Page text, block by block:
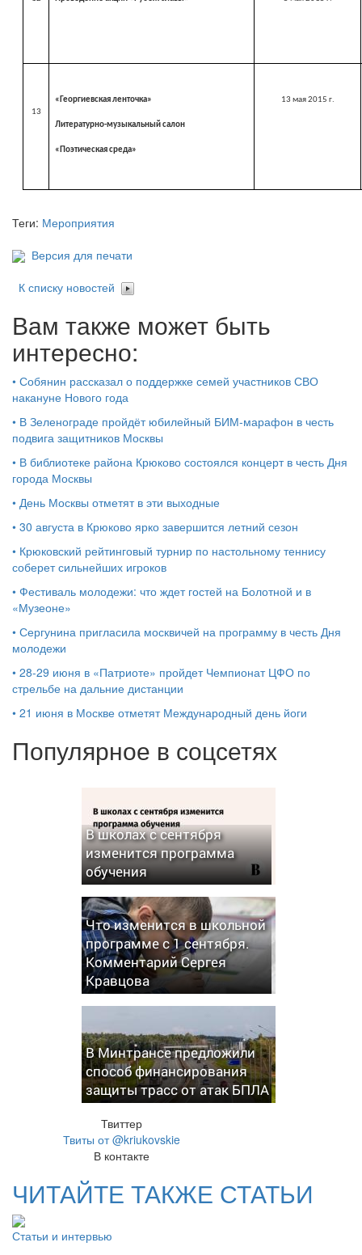
13
«Георгиевская ленточка»
Литературно-музыкальный салон
«Поэтическая среда»
13 мая2015 г.
Теги: Мероприятия
Версия для печати
К списку новостей
Вам также может быть
интересно:
• Собянин рассказал о поддержке семей участников СВО
накануне Нового года
• В Зеленограде пройдёт юбилейный БИМ‑марафон в честь
подвига защитников Москвы
• В библиотеке района Крюково состоялся концерт в честь Дня
города Москвы
• День Москвы отметят в эти выходные
• 30 августа в Крюково ярко завершится летний сезон
• Крюковский рейтинговый турнир по настольному теннису
соберет сильнейших игроков
• Фестиваль молодежи: что ждет гостей на Болотной и в
«Музеоне»
• Сергунина пригласила москвичей на программу в честь Дня
молодежи
• 28-29 июня в «Патриоте» пройдет Чемпионат ЦФО по
стрельбе на дальние дистанции
• 21 июня в Москве отметят Международный день йоги
Популярное в соцсетях
В школах с сентября
изменится программа
обучения
Что изменится в школьной
программе с 1 сентября.
Комментарий Сергея
Кравцова
В Минтрансе предложили
способ финансирования
защиты трасс от атак БПЛА
Твиттер
Твиты от @kriukovskie
В контакте
ЧИТАЙТЕ ТАКЖЕ СТАТЬИ
Статьи и интервью